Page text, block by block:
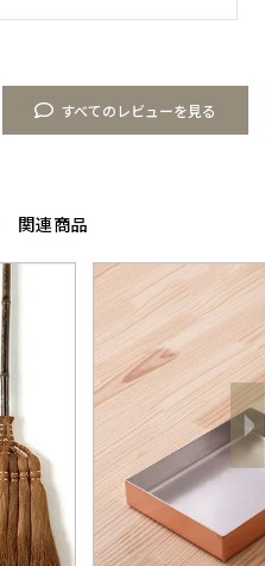
すべてのレビューを見る
関連商品
次
へ